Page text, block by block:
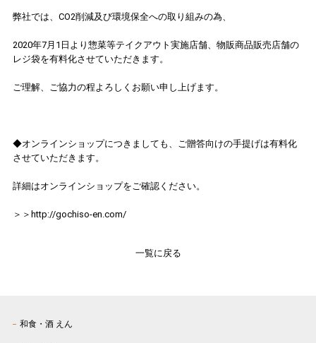
弊社では、CO2削減及び環境保全への取り組みの為、
2020年7月1日より惣菜等テイクアウト実施店舗、物販商品販売店舗の
レジ袋を有料化させていただきます。
ご理解、ご協力の程よろしくお願い申し上げます。
◆オンラインショップにつきましても、ご贈答向けの手提げは有料化
させていただきます。
詳細はオンラインショップをご確認ください。
＞＞http://gochiso-en.com/
一覧に戻る
和食・酒 えん